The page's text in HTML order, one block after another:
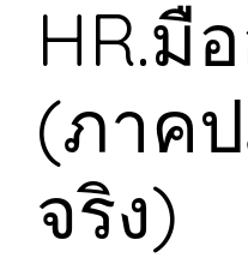
HR.มื
(ภาค
จริง)